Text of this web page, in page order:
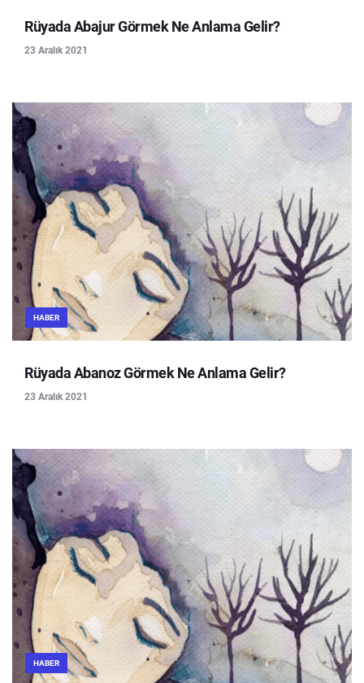
Rüyada Abajur Görmek Ne Anlama Gelir?
23 Aralık 2021
HABER
Rüyada Abanoz Görmek Ne Anlama Gelir?
23 Aralık 2021
HABER